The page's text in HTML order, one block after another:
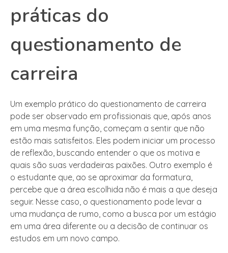
práticas do
questionamento de
carreira
Um exemplo prático do questionamento de carreira
pode ser observado em profissionais que, após anos
em uma mesma função, começam a sentir que não
estão mais satisfeitos. Eles podem iniciar um processo
de reflexão, buscando entender o que os motiva e
quais são suas verdadeiras paixões. Outro exemplo é
o estudante que, ao se aproximar da formatura,
percebe que a área escolhida não é mais a que deseja
seguir. Nesse caso, o questionamento pode levar a
uma mudança de rumo, como a busca por um estágio
em uma área diferente ou a decisão de continuar os
estudos em um novo campo.